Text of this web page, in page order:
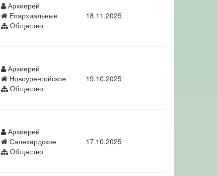
Архиерей
Епархиальные
Общество
18.11.2025
Архиерей
Новоуренгойское
Общество
19.10.2025
Архиерей
Салехардское
Общество
17.10.2025